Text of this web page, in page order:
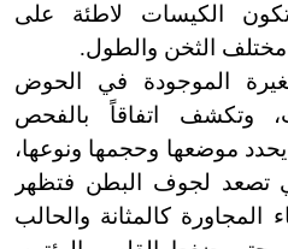
تكون الكيسات لاطئة على
مختلف الثخن والطول.
الموجودة في الحوض
وتكشف اتفاقاً بالفحص
موضعها وحجمها ونوعها،
تصعد لجوف البطن فتظهر
كالمثانة والحالب